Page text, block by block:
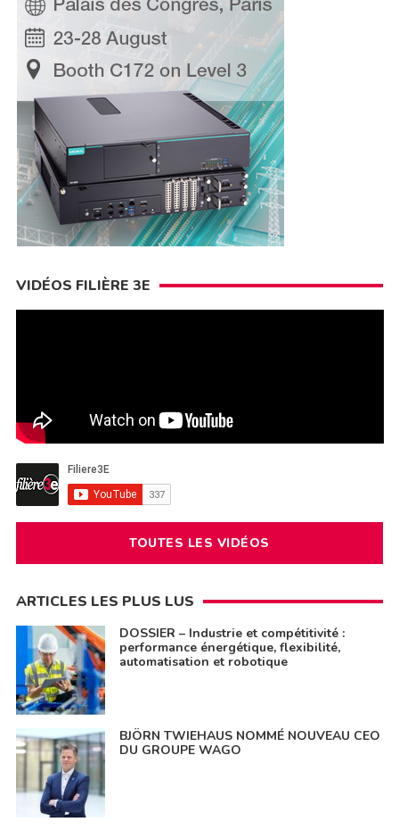
VIDÉOS FILIÈRE 3E
TOUTES LES VIDÉOS
ARTICLES LES PLUS LUS
DOSSIER – Industrie et compétitivité :
performance énergétique, flexibilité,
automatisation et robotique
BJÖRN TWIEHAUS NOMMÉ NOUVEAU CEO
DU GROUPE WAGO